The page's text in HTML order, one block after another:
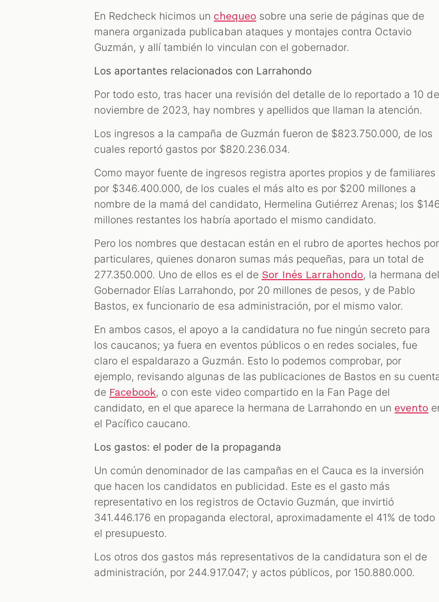
En Redcheck hicimos un chequeo sobre una serie de páginas que de
manera organizada publicaban ataques y montajes contra Octavio
Guzmán, y allí también lo vinculan con el gobernador.
Los aportantes relacionados con Larrahondo
Por todo esto, tras hacer una revisión del detalle de lo reportado a 10 de
noviembre de 2023, hay nombres y apellidos que llaman la atención.
Los ingresos a la campaña de Guzmán fueron de $823.750.000, de los
cuales reportó gastos por $820.236.034.
Como mayor fuente de ingresos registra aportes propios y de familiares
por $346.400.000, de los cuales el más alto es por $200 millones a
nombre de la mamá del candidato, Hermelina Gutiérrez Arenas; los
millones restantes los habría aportado el mismo candidato.
Pero los nombres que destacan están en el rubro de aportes hechos por
particulares, quienes donaron sumas más pequeñas, para un total de
277.350.000. Uno de ellos es el de Sor Inés Larrahondo, la hermana
Gobernador Elías Larrahondo, por 20 millones de pesos, y de Pablo
Bastos, ex funcionario de esa administración, por el mismo valor.
En ambos casos, el apoyo a la candidatura no fue ningún secreto para
los caucanos; ya fuera en eventos públicos o en redes sociales, fue
claro el espaldarazo a Guzmán. Esto lo podemos comprobar, por
ejemplo, revisando algunas de las publicaciones de Bastos en su
de Facebook, o con este video compartido en la Fan Page del
candidato, en el que aparece la hermana de Larrahondo en un evento
el Pacífico caucano.
Los gastos: el poder de la propaganda
Un común denominador de las campañas en el Cauca es la inversión
que hacen los candidatos en publicidad. Este es el gasto más
representativo en los registros de Octavio Guzmán, que invirtió
341.446.176 en propaganda electoral, aproximadamente el 41% de todo
el presupuesto.
Los otros dos gastos más representativos de la candidatura son el de
administración, por 244.917.047; y actos públicos, por 150.880.000.